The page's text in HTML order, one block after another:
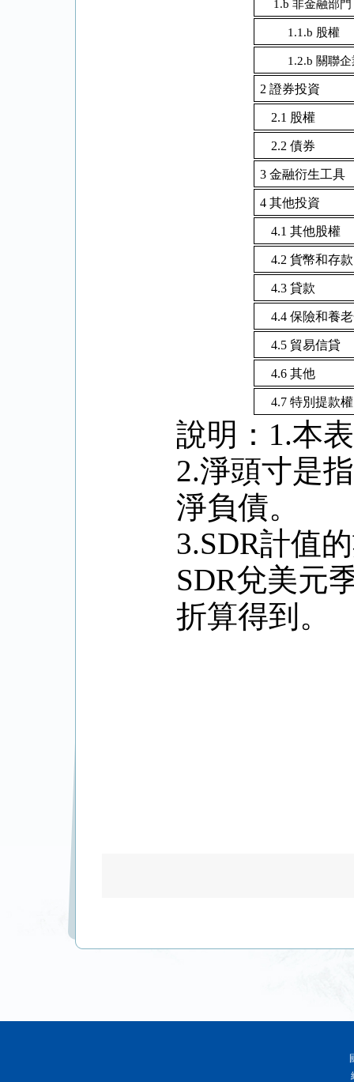
1.b 非金融部門
1.1.b 股權
1.2.b 關聯
2 證券投資
2.1 股權
2.2 債券
3 金融衍生工具
4 其他投資
4.1 其他股權
4.2 貨幣和存款
4.3 貸款
4.4 保險和養
4.5 貿易信貸
4.6 其他
4.7 特別提款權
說明： 1.本
2.淨頭寸是
淨負債。
3.SDR計值
SDR兌美元
折算得到。